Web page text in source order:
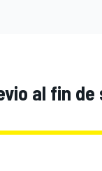
al fin de